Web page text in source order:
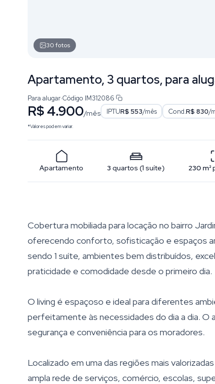
30fotos
Apartamento, 3 quartos, para
Para alugar·Código IM312086
R$ 4.900/mês IPTUR$ 553/mês Cond.R$ 830/
*Valores podem variar.
Apartamento 3 quartos (1 suíte) 230 m²
Cobertura mobiliada para locação no bairro
oferecendo conforto, sofisticação e espaços
sendo 1 suíte, ambientes bem distribuídos,
praticidade e comodidade desde o primeiro dia.
O living é espaçoso e ideal para diferentes
perfeitamente às necessidades do dia a dia. O
segurança e conveniência para os moradores.
Localizado em uma das regiões mais
ampla rede de serviços, comércio, escolas,